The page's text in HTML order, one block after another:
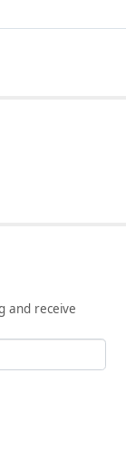
and receive